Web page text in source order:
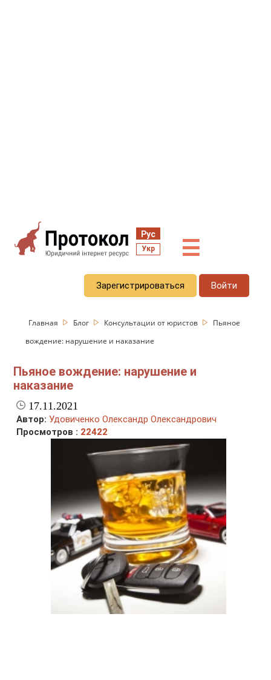
Рус
Укр ☰
Зарегистрироваться Войти
Главная Блог Консультации от юристов
Пьяное
вождение: нарушение и наказание
Пьяное вождение: нарушение и
наказание
17.11.2021
Автор: Удовиченко Олександр Олександрович
Просмотров : 22422